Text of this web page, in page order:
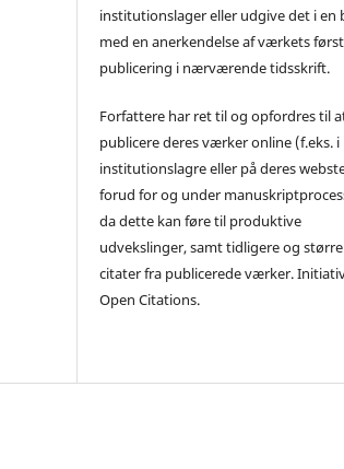
institutionslager eller udgive det i en
med en anerkendelse af værkets
publicering i nærværende tidsskrift.
Forfattere har ret til og opfordres til
publicere deres værker online (f.eks. i
institutionslagre eller på deres
forud for og under
da dette kan føre til produktive
udvekslinger, samt tidligere og større
citater fra publicerede værker.
Open Citations.